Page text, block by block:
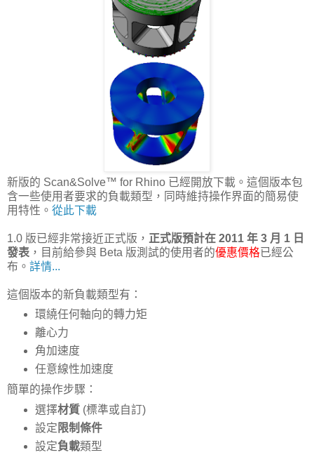
新版的 Scan&Solve™ for Rhino 已經開放下載。這個版本包
含一些使用者要求的負載類型，同時維持操作界面的簡易使
用特性。 從此下載
1.0 版已經非常接近正式版， 正式版預計在 2011 年 3 月 1 日
發表 ，目前給參與 Beta 版測試的使用者的優惠價格已經公
布。 詳情...
這個版本的新負載類型有：
環繞任何軸向的轉力矩
離心力
角加速度
任意線性加速度
簡單的操作步驟：
選擇材質(標準或自訂)
設定 限制條件
設定負載類型